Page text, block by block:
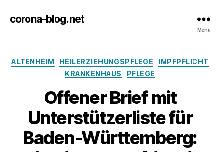
corona-blog.net
Menü
Kategorien
ALTENHEIM HEILERZIEHUNGSPFLEGE
IMPFPFLICHT
KRANKENHAUS
PFLEGE
Offener Brief mit
Unterstützerliste für
Baden-Württemberg: